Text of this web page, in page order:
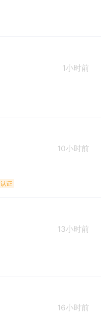
1小时前
10小时前
认证
13小时前
16小时前